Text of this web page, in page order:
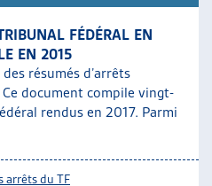
FÉDÉRAL EN
EN 2015
résumés d’arrêts
document compile vingt-
rendus en 2017. Parmi
arrêts du TF